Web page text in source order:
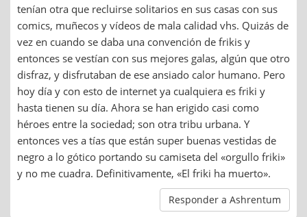
tenían otra que recluirse solitarios en sus casas con sus
comics, muñecos y vídeos de mala calidad vhs. Quizás de
vez en cuando se daba una convención de frikis y
entonces se vestían con sus mejores galas, algún que otro
disfraz, y disfrutaban de ese ansiado calor humano. Pero
hoy día y con esto de internet ya cualquiera es friki y
hasta tienen su día. Ahora se han erigido casi como
héroes entre la sociedad; son otra tribu urbana. Y
entonces ves a tías que están super buenas vestidas de
negro a lo gótico portando su camiseta del «orgullo friki»
y no me cuadra. Definitivamente, «El friki ha muerto».
Responder a Ashrentum